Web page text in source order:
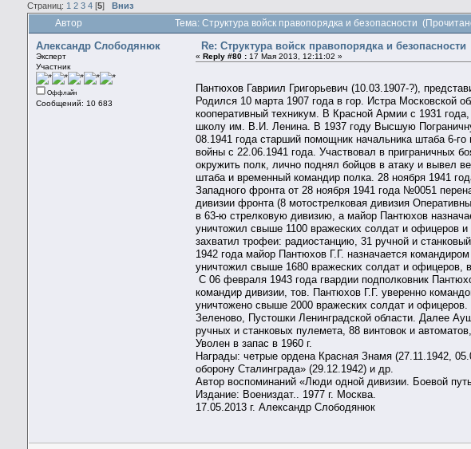
Страниц: 1 2 3 4[5] Вниз
Автор Тема: Структура войск правопорядка и безопасности
Александр Слободянюк
Эксперт
Участник
Оффлайн
Сообщений: 10 683
Re: Структура войск правопорядка и безопасности
«Reply #80 : 17 Мая 2013, 12:11:02 »
Пантюхов Гавриил Григорьевич (10.03.1907-?),
Родился 10 марта 1907 года в гор. Истра Московской
кооперативный техникум. В Красной Армии с 1931
школу им. В.И. Ленина. В 1937 году Высшую
08.1941 года старший помощник начальника штаба 6-
войны с 22.06.1941 года. Участвовал в приграничных
окружить полк, лично поднял бойцов в атаку и вывел
штаба и временный командир полка. 28 ноября 1941
Западного фронта от 28 ноября 1941 года №0051
дивизии фронта (8 мотострелковая дивизия
в 63-ю стрелковую дивизию, а майор Пантюхов
уничтожил свыше 1100 вражеских солдат и офицеров
захватил трофеи: радиостанцию, 31 ручной и
1942 года майор Пантюхов Г.Г. назначается
уничтожил свыше 1680 вражеских солдат и офицеров,
С 06 февраля 1943 года гвардии подполковник
командир дивизии, тов. Пантюхов Г.Г. уверенно
уничтожено свыше 2000 вражеских солдат и офицеров.
Зеленово, Пустошки Ленинградской области. Далее
ручных и станковых пулемета, 88 винтовок и
Уволен в запас в 1960 г.
Награды: четрые ордена Красная Знамя (27.11.1942,
оборону Сталинграда» (29.12.1942) и др.
Автор воспоминаний «Люди одной дивизии. Боевой
Издание: Воениздат.. 1977 г. Москва.
17.05.2013 г. Александр Слободянюк